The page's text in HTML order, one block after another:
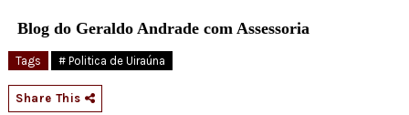
Blog do Geraldo Andrade com Assessoria
Tags # Politica de Uiraúna
Share This